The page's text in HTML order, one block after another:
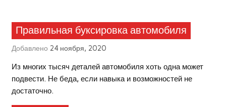
Правильная буксировка автомобиля
Добавлено 24 ноября, 2020
Из многих тысяч деталей автомобиля хоть одна может
подвести. Не беда, если навыка и возможностей не
достаточно.